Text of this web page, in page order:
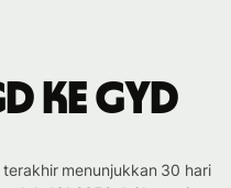
ke GYD
terakhir menunjukkan 30 hari